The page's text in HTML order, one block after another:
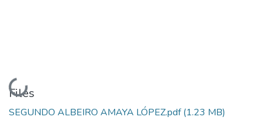
Loading...
Files
SEGUNDO ALBEIRO AMAYA LÓPEZ.pdf(1.23 MB)